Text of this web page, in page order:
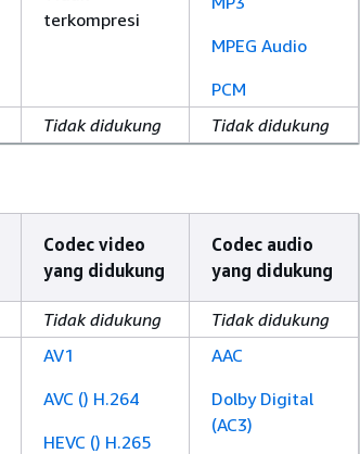
terkompresi
MPEG Audio
PCM
Tidak didukung Tidak didukung
Codec video
yang didukung
Codec audio
yang didukung
Tidak didukung
Tidak didukung
AV1
AVC () H.264
HEVC () H.265
AAC
Dolby Digital
(AC3)